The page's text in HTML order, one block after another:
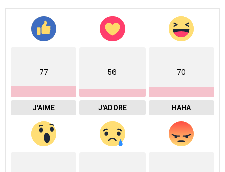
77
J'AIME
56
J'ADORE
70
HAHA